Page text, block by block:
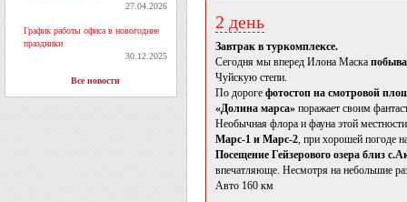
27.04.2026
График работы офиса в новогодние
праздники
30.12.2025
Все новости
2 день
Завтрак в туркомплексе.
Сегодня мы вперед Илона Маска
Чуйскую степи.
По дороге фотостоп на смотровой
«Долина марса» поражает своим
Необычная флора и фауна этой
Марс-1 и Марс-2, при хорошей погоде
Посещение Гейзерового озера близ
впечатляюще. Несмотря на небольшие
Авто 160 км